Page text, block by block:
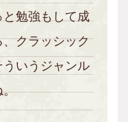
勉強もして成
クラッシック
いうジャンル
。